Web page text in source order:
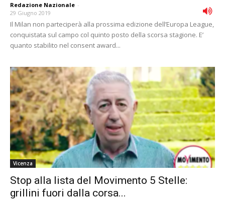
Redazione Nazionale -
29 Giugno 2019
Il Milan non parteciperà alla prossima edizione dell’Europa League,
conquistata sul campo col quinto posto della scorsa stagione. E’
quanto stabilito nel consent award...
Vicenza
Stop alla lista del Movimento 5 Stelle:
grillini fuori dalla corsa...